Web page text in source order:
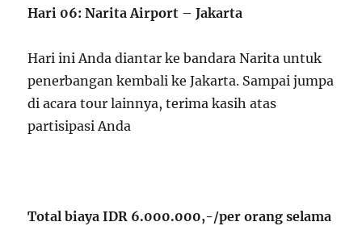
Hari 06: Narita Airport – Jakarta
Hari ini Anda diantar ke bandara Narita untuk
penerbangan kembali ke Jakarta. Sampai jumpa
di acara tour lainnya, terima kasih atas
partisipasi Anda
Totalbiaya IDR 6.000.000,-/per orang selama